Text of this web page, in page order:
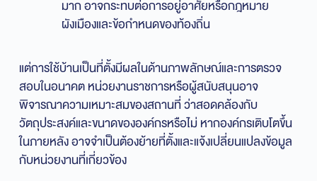
มาก อาจกระทบต่อการอยู่อาศัยหรือกฎหมาย
ผังเมืองและข้อกำหนดของท้องถิ่น
แต่การใช้บ้านเป็นที่ตั้งมีผลในด้านภาพลักษณ์และการตรวจ
สอบในอนาคต หน่วยงานราชการหรือผู้สนับสนุนอาจ
พิจารณาความเหมาะสมของสถานที่ ว่าสอดคล้องกับ
วัตถุประสงค์และขนาดขององค์กรหรือไม่ หากองค์กรเติบโตขึ้น
ในภายหลัง อาจจำเป็นต้องย้ายที่ตั้งและแจ้งเปลี่ยนแปลงข้อมูล
กับหน่วยงานที่เกี่ยวข้อง